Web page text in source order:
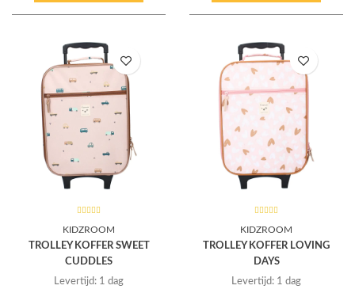
KIDZROOM
TROLLEY KOFFER SWEET
CUDDLES
Levertijd: 1 dag
KIDZROOM
TROLLEY KOFFER LOVING
DAYS
Levertijd: 1 dag